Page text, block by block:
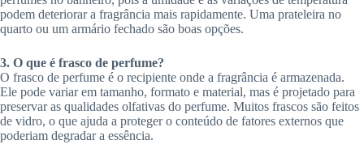
podem deteriorar a fragrância mais rapidamente. Uma prateleira no
quarto ou um armário fechado são boas opções.
3. O que é frasco de perfume?
O frasco de perfume é o recipiente onde a fragrância é armazenada.
Ele pode variar em tamanho, formato e material, mas é projetado para
preservar as qualidades olfativas do perfume. Muitos frascos são feitos
de vidro, o que ajuda a proteger o conteúdo de fatores externos que
poderiam degradar a essência.